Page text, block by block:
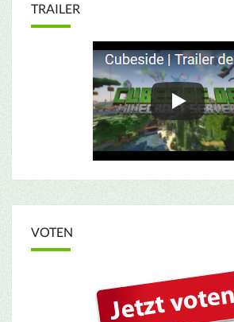
TRAILER
VOTEN